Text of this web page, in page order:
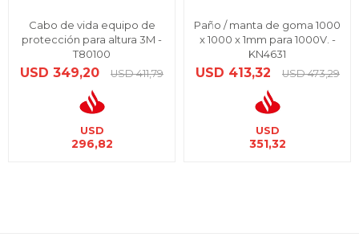
Cabo de vida equipo de
protección para altura 3M -
T80100
USD 349,20 USD 411,79
USD
296,82
Paño / manta de goma 1000
x 1000 x 1mm para 1000V. -
KN4631
USD 413,32 USD 473,29
USD
351,32